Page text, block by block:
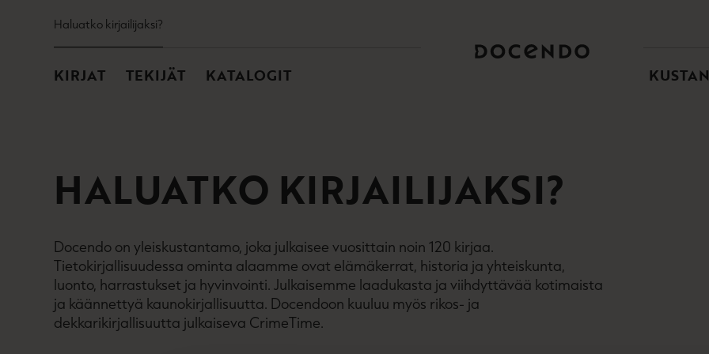
sisältöönTOISSIJAINEN
Haluatko kirjailijaksi?
PÄÄVALIKKO
KIRJAT TEKIJÄT KATALOGIT
HALUATKO KIRJAILIJAKSI?
Docendo on yleiskustantamo, joka julkaisee vuosittain noin 120 kirjaa.
Tietokirjallisuudessa ominta alaamme ovat elämäkerrat, historia ja yhteiskunta,
luonto, harrastukset ja hyvinvointi. Julkaisemme laadukasta ja viihdyttävää kotimaista
ja käännettyä kaunokirjallisuutta. Docendoon kuuluu myös rikos- ja
dekkarikirjallisuutta julkaiseva CrimeTime.